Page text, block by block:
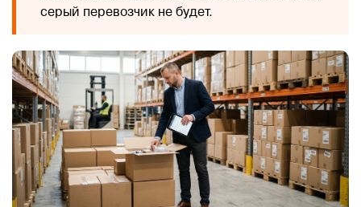
серый перевозчик не будет.